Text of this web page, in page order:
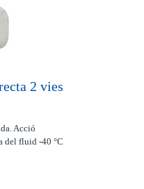
2 vies
Acció
del fluid -40 °C